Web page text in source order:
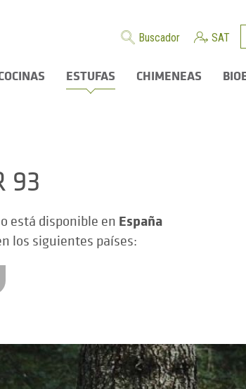
Buscador SAT
ESTUFAS CHIMENEAS
93
está disponible en España
los siguientes países: